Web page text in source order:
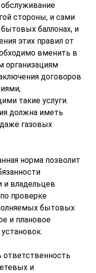
стороны, и сами
баллонах, и
этих правил от
вменить в
организациям
договоров
такие услуги.
должна иметь
газовых
норма позволит
и владельцев
проверке
бытовых
и плановое
ответственность
и